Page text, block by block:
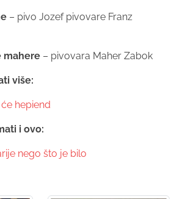
– pivo Jozef pivovare Franz
mahere – pivovara Maher Zabok
više:
hepiend
i ovo:
nego što je bilo